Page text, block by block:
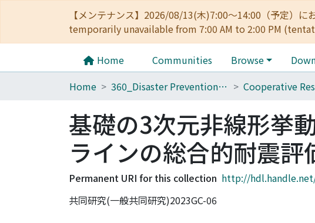
【メンテナンス】2026/08/13(木)7:00～14:00（予定）
temporarily unavailable from 7:00 AM to 2:00 PM
Home Communities Browse
Home
360_Disaster Prevention Research Institute Cooperative
基礎の3次元非線形挙
ラインの総合的耐震評
Permanent URI for this collection http://
共同研究(一般共同研究)2023GC-06